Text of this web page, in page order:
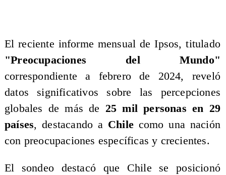
​El reciente informe mensual de Ipsos, titulado
"Preocupaciones del Mundo"
correspondiente a febrero de 2024, reveló
datos significativos sobre las percepciones
globales de más de 25 mil personas en 29
países, destacando a Chile como una nación
con preocupaciones específicas y crecientes.
El sondeo destacó que Chile se posicionó